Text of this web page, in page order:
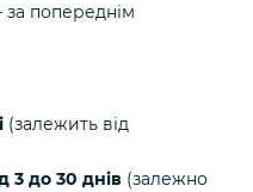
попереднім
(залежить від
3 до 30 днів (залежно